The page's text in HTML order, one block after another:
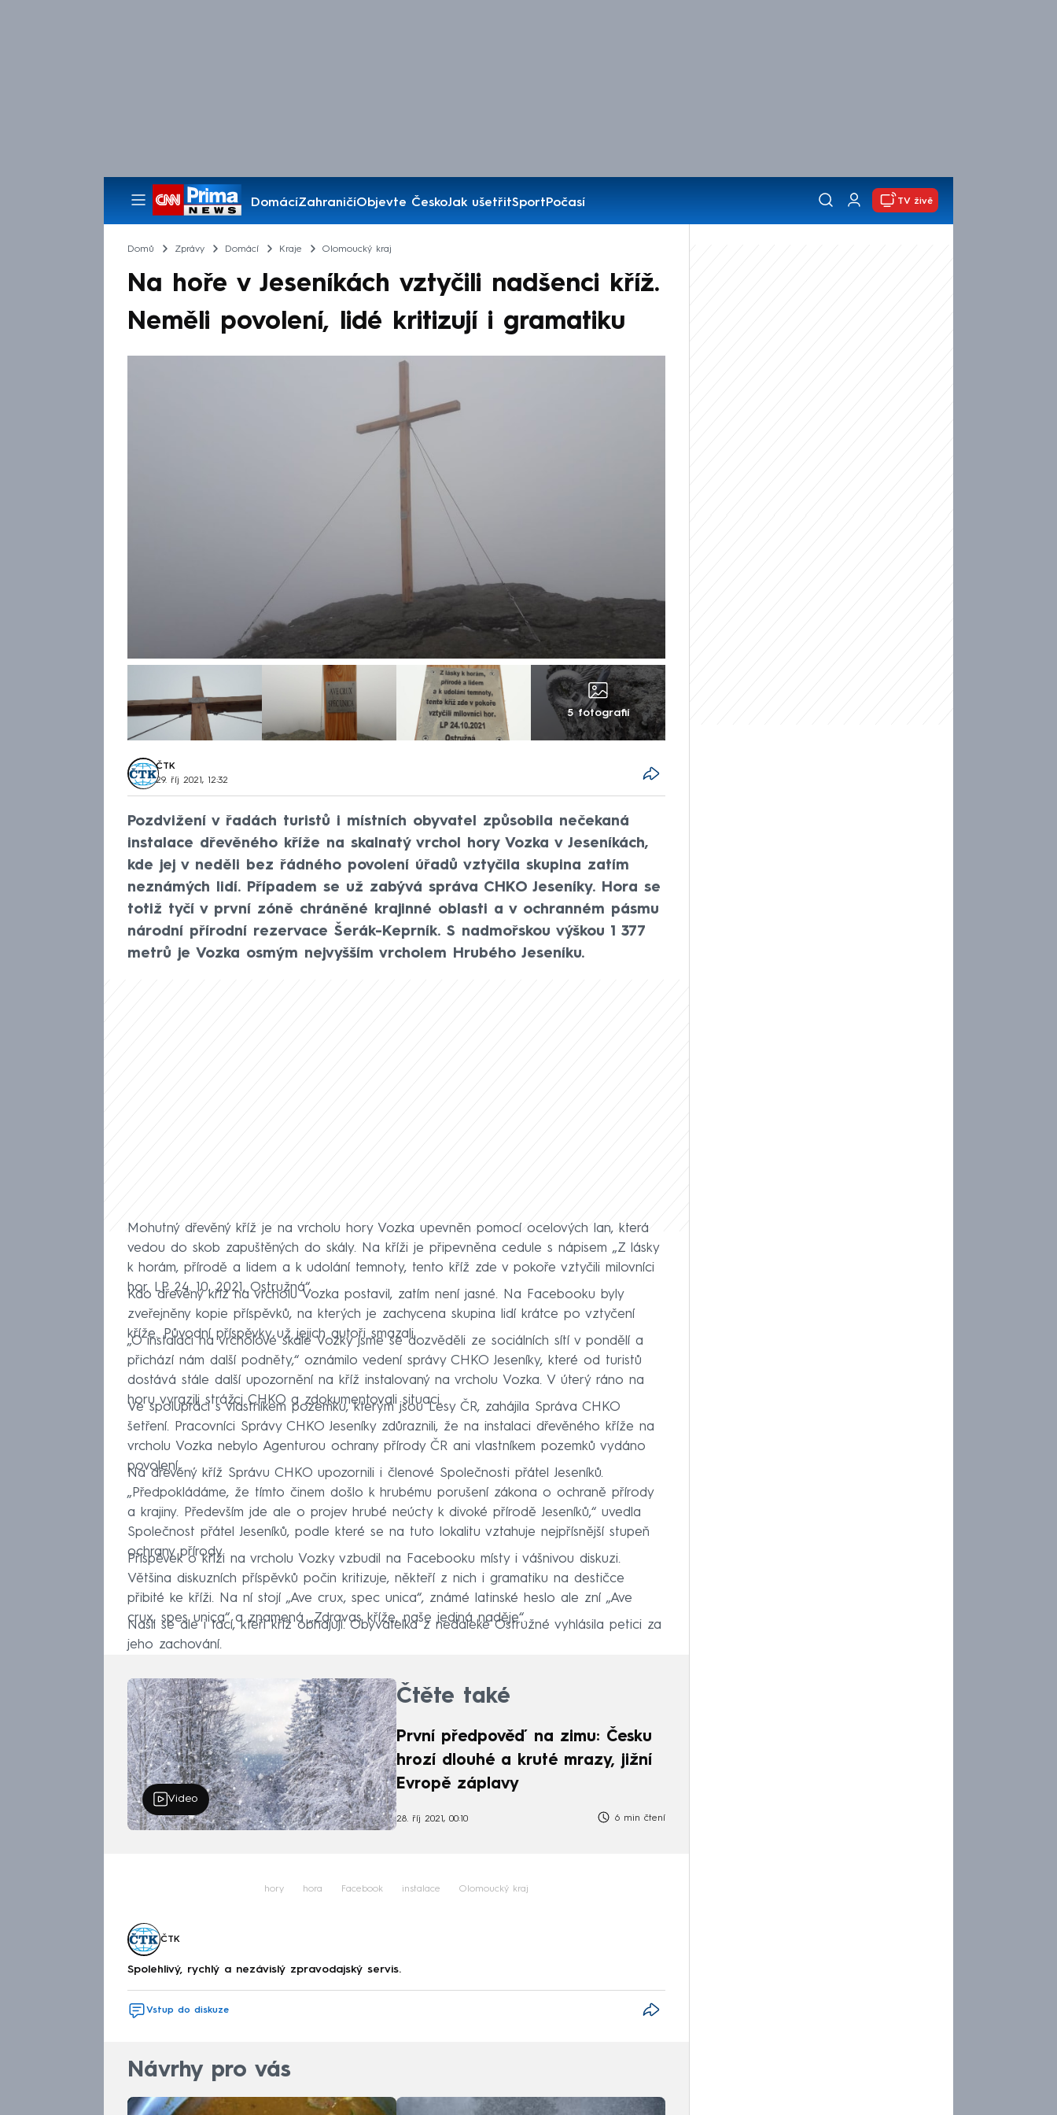
DomácíZahraničíObjevte ČeskoJak ušetřitSportPočasí
Pořady
TV živě
Domů Zprávy Domácí Kraje Olomoucký kraj
Na hoře v Jeseníkách vztyčili nadšenci kříž.
Neměli povolení, lidé kritizují i gramatiku
5 fotografií
ČTK
29. říj 2021, 12:32
Pozdvižení v řadách turistů i místních obyvatel způsobila nečekaná
instalace dřevěného kříže na skalnatý vrchol hory Vozka v Jeseníkách,
kde jej v neděli bez řádného povolení úřadů vztyčila skupina zatím
neznámých lidí. Případem se už zabývá správa CHKO Jeseníky. Hora se
totiž tyčí v první zóně chráněné krajinné oblasti a v ochranném pásmu
národní přírodní rezervace Šerák-Keprník. S nadmořskou výškou 1 377
metrů je Vozka osmým nejvyšším vrcholem Hrubého Jeseníku.
Mohutný dřevěný kříž je na vrcholu hory Vozka upevněn pomocí ocelových lan, která
vedou do skob zapuštěných do skály. Na kříži je připevněna cedule s nápisem „Z lásky
k horám, přírodě a lidem a k udolání temnoty, tento kříž zde v pokoře vztyčili milovníci
hor. LP 24. 10. 2021, Ostružná“.
Kdo dřevěný kříž na vrcholu Vozka postavil, zatím není jasné. Na Facebooku byly
zveřejněny kopie příspěvků, na kterých je zachycena skupina lidí krátce po vztyčení
kříže. Původní příspěvky už jejich autoři smazali.
„O instalaci na vrcholové skále Vozky jsme se dozvěděli ze sociálních sítí v pondělí a
přichází nám další podněty,“ oznámilo vedení správy CHKO Jeseníky, které od turistů
dostává stále další upozornění na kříž instalovaný na vrcholu Vozka. V úterý ráno na
horu vyrazili strážci CHKO a zdokumentovali situaci.
Ve spolupráci s vlastníkem pozemku, kterým jsou Lesy ČR, zahájila Správa CHKO
šetření. Pracovníci Správy CHKO Jeseníky zdůraznili, že na instalaci dřevěného kříže na
vrcholu Vozka nebylo Agenturou ochrany přírody ČR ani vlastníkem pozemků vydáno
povolení.
Na dřevěný kříž Správu CHKO upozornili i členové Společnosti přátel Jeseníků.
„Předpokládáme, že tímto činem došlo k hrubému porušení zákona o ochraně přírody
a krajiny. Především jde ale o projev hrubé neúcty k divoké přírodě Jeseníků,“ uvedla
Společnost přátel Jeseníků, podle které se na tuto lokalitu vztahuje nejpřísnější stupeň
ochrany přírody.
Příspěvek o kříži na vrcholu Vozky vzbudil na Facebooku místy i vášnivou diskuzi.
Většina diskuzních příspěvků počin kritizuje, někteří z nich i gramatiku na destičce
přibité ke kříži. Na ní stojí „Ave crux, spec unica“, známé latinské heslo ale zní „Ave
crux, spes unica“ a znamená „Zdravas kříže, naše jediná naděje“.
Našli se ale i tací, kteří kříž obhajují. Obyvatelka z nedaleké Ostružné vyhlásila petici za
jeho zachování.
Video
Čtěte také
První předpověď na zimu: Česku
hrozí dlouhé a kruté mrazy, jižní
Evropě záplavy
28. říj 2021, 00:10 6 min čtení
hory hora Facebook instalace Olomoucký kraj
ČTK
Spolehlivý, rychlý a nezávislý zpravodajský servis.
Vstup do diskuze
Návrhy pro vás